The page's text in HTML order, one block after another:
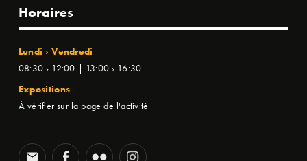
Horaires
Lundi › Vendredi
08:30 › 12:00 | 13:00 › 16:30
Expositions
À vérifier sur la page de l'activité